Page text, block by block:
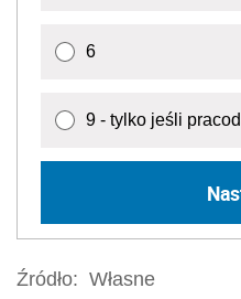
6
9 - tylko jeśli
Źródło: Własne